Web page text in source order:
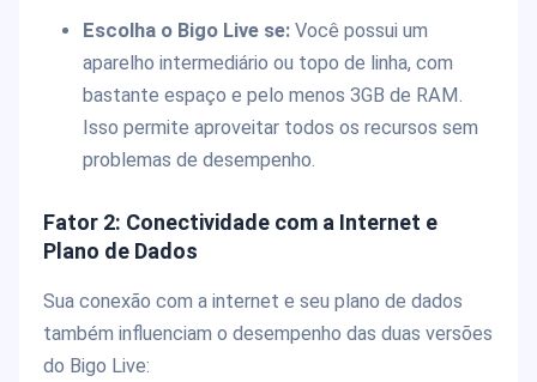
Escolha o Bigo Live se:Você possui um
aparelho intermediário ou topo de linha, com
bastante espaço e pelo menos 3GB de RAM.
Isso permite aproveitar todos os recursos sem
problemas de desempenho.
Fator 2: Conectividade com a Internet e
Plano de Dados
Sua conexão com a internet e seu plano de dados
também influenciam o desempenho das duas versões
do Bigo Live: